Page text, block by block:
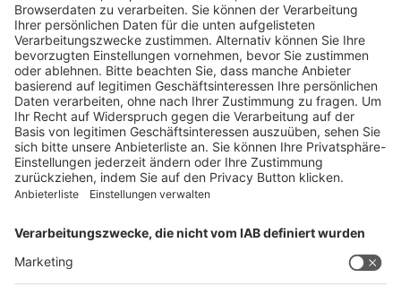
Produkte
Ratgeber
Weitblick
WEITERES AUS DEM VERLAG
Reisemobil International